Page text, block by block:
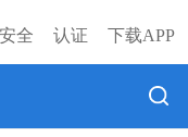
安全 认证 下载APP